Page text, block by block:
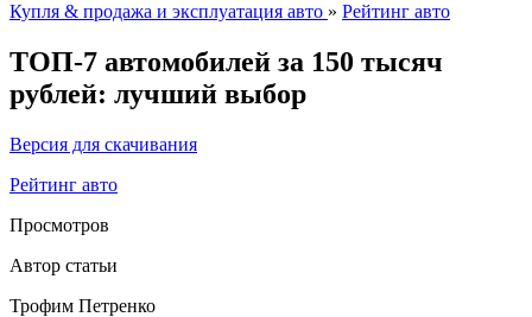
Купля & продажа и эксплуатация авто » Рейтинг авто
ТОП-7 автомобилей за 150 тысяч
рублей: лучший выбор
Версия для скачивания
Рейтинг авто
Просмотров
Автор статьи
Трофим Петренко